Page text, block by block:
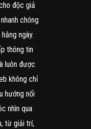
độc giả
chóng
ngày.
thông tin
luôn được
không chỉ
hướng nổi
nhìn qua
từ giải trí,